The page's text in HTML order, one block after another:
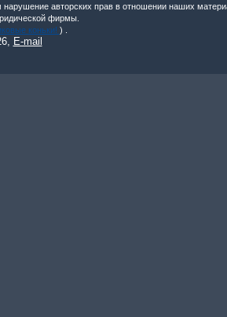
нарушение авторских прав в отношении наших
фирмы.
коньки! ) .
E-mail